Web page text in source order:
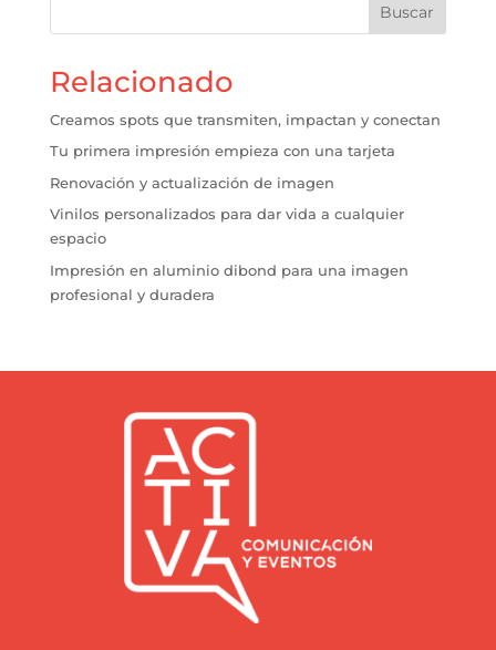
Buscar
Relacionado
Creamos spots que transmiten, impactan y conectan
Tu primera impresión empieza con una tarjeta
Renovación y actualización de imagen
Vinilos personalizados para dar vida a cualquier
espacio
Impresión en aluminio dibond para una imagen
profesional y duradera